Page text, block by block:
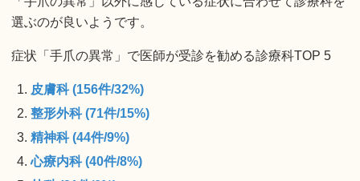
選ぶのが良いようです。
症状「手爪の異常」で医師が受診を勧める診療科TOP 5
皮膚科 (156件/32%)
整形外科 (71件/15%)
精神科 (44件/9%)
心療内科 (40件/8%)